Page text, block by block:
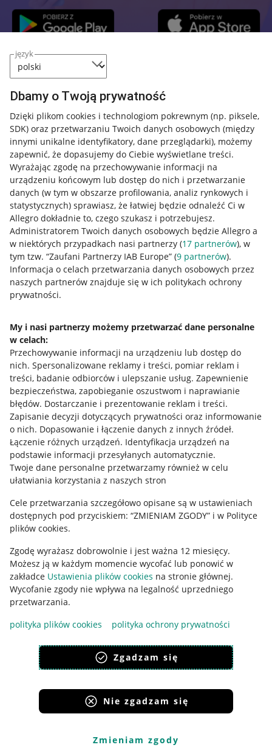
język
Dbamy o Twoją prywatność
Dzięki plikom cookies i technologiom pokrewnym (np. piksele,
SDK) oraz przetwarzaniu Twoich danych osobowych (między
innymi unikalne identyfikatory, dane przeglądarki), możemy
zapewnić, że dopasujemy do Ciebie wyświetlane treści.
Wyrażając zgodę na przechowywanie informacji na
urządzeniu końcowym lub dostęp do nich i przetwarzanie
danych (w tym w obszarze profilowania, analiz rynkowych i
statystycznych) sprawiasz, że łatwiej będzie odnaleźć Ci w
Allegro dokładnie to, czego szukasz i potrzebujesz.
Administratorem Twoich danych osobowych będzie Allegro a
w niektórych przypadkach nasi partnerzy (17 partnerów), w
tym tzw. “Zaufani Partnerzy IAB Europe” (9 partnerów).
Informacja o celach przetwarzania danych osobowych przez
naszych partnerów znajduje się w ich politykach ochrony
prywatności.
My i nasi partnerzy możemy przetwarzać dane personalne
w celach:
Przechowywanie informacji na urządzeniu lub dostęp do
nich. Spersonalizowane reklamy i treści, pomiar reklam i
treści, badanie odbiorców i ulepszanie usług. Zapewnienie
bezpieczeństwa, zapobieganie oszustwom i naprawianie
błędów. Dostarczanie i prezentowanie reklam i treści.
Zapisanie decyzji dotyczących prywatności oraz informowanie
o nich. Dopasowanie i łączenie danych z innych źródeł.
Łączenie różnych urządzeń. Identyfikacja urządzeń na
podstawie informacji przesyłanych automatycznie.
Twoje dane personalne przetwarzamy również w celu
ułatwiania korzystania z naszych stron
Cele przetwarzania szczegółowo opisane są w ustawieniach
dostępnych pod przyciskiem: “ZMIENIAM ZGODY” i w Polityce
plików cookies.
Zgodę wyrażasz dobrowolnie i jest ważna 12 miesięcy.
Możesz ją w każdym momencie wycofać lub ponowić w
zakładce Ustawienia plików cookies na stronie głównej.
Wycofanie zgody nie wpływa na legalność uprzedniego
przetwarzania.
polityka plików cookies
polityka ochrony prywatności
Zgadzam się
Nie zgadzam się
Zmieniam zgody
Przydatne informacje
Napisz do nas
Allegro Gadane dla sprzedających
Allegro Gadane dla kupujących
Mapa miejscowości
Informacje prawne
Regulamin
Polityka plików "cookies"
Ustawienia plików "cookies"
Informacje dla Aktu o Usługach Cyfrowych
Pobierz aplikację
Korzystanie z serwisu oznacza akceptacjęregulaminu.